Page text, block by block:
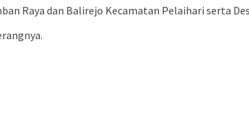
Raya dan Balirejo Kecamatan Pelaihari serta